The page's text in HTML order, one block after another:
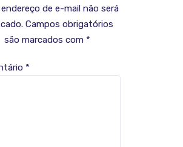
endereço de e-mail não será
Campos obrigatórios
são marcados com *
*